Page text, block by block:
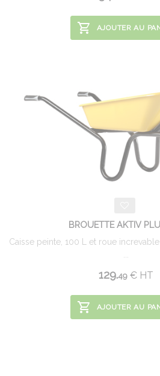
AJOUTER AU
BROUETTE AKTIV
Caisse peinte, 100 L et roue
129.49 €HT
AJOUTER AU